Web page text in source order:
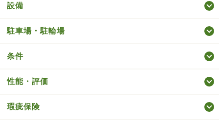
設備
駐車場・駐輪場
条件
性能・評価
瑕疵保険